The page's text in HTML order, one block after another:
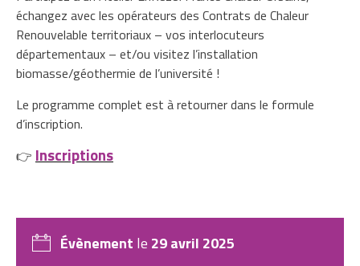
échangez avec les opérateurs des Contrats de Chaleur
Renouvelable territoriaux – vos interlocuteurs
départementaux – et/ou visitez l’installation
biomasse/géothermie de l’université !
Le programme complet est à retourner dans le formule
d’inscription.
👉 Inscriptions
Évènement le 29 avril 2025